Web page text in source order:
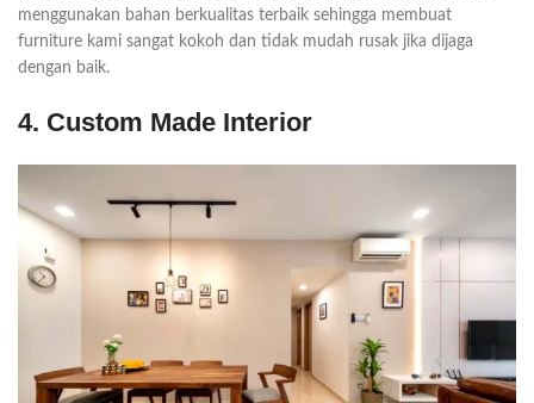
menggunakan bahan berkualitas terbaik sehingga membuat
furniture kami sangat kokoh dan tidak mudah rusak jika dijaga
dengan baik.
4. Custom Made Interior